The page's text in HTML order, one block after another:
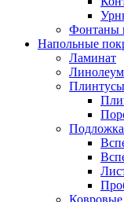
Фонтаны
Напольные
Ламинат
Линолеум
Подложка